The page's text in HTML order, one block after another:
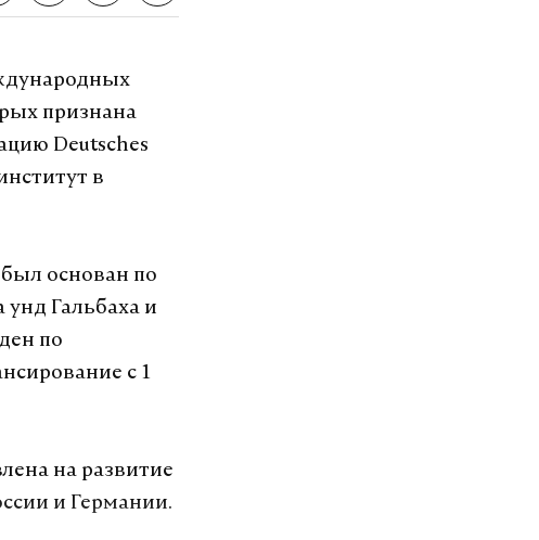
признана
Deutsches
в
основан по
Гальбаха и
по
с 1
на развитие
и Германии.